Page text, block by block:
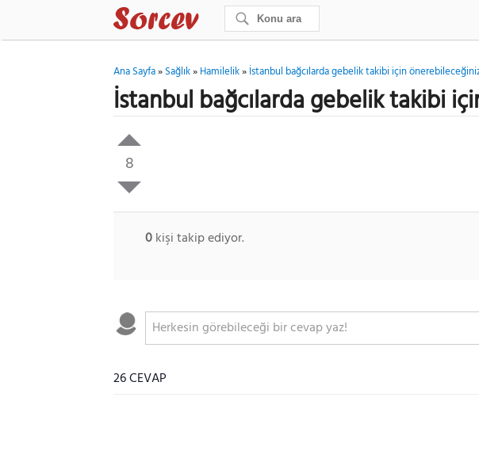
Ana Sayfa»Sağlık»Hamilelik»İstanbul bağcılarda gebelik takibi için
İstanbul bağcılarda gebelik takibi
8
0kişi takip ediyor.
26 CEVAP